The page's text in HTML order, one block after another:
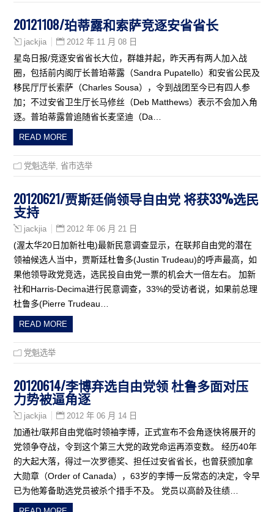
20121108/珀蒂露和索萨竞逐安省省长
jackjia 2012 年 11 月 08 日
星岛日报/竞逐安省省长大位，群雄并起，昨天再有两人加入战
圈，包括前内阁厅长普珀蒂露（Sandra Pupatello）和安省公民及
移民厅厅长索萨（Charles Sousa），令到战团至今已有四人参
加；不过安省卫生厅长马修丝（Deb Matthews）表示不会加入角
逐。普珀蒂露曾追随省长麦坚迪（Da…
READ MORE
党魁选举 ,省市选举
20120621/贾斯廷倘领导自由党 将获33%选民
支持
jackjia 2012 年 06 月 21 日
(渥太华20日加新社电)最新民意调查显示，在联邦自由党的潜在
领袖候选人当中，贾斯廷杜鲁多(Justin Trudeau)的呼声最高，如
果他领导政党竞选，选民投自由党一票的机会大一倍左右。 加新
社和Harris-Decima进行民意调查，33%的受访者说，如果前总理
杜鲁多(Pierre Trudeau…
READ MORE
党魁选举
20120614/李博弃选自由党领 杜鲁多面对压
力势被逼角逐
jackjia 2012 年 06 月 14 日
加通社/联邦自由党临时领袖李博，正式宣布不会角逐快将展开的
党领争夺战，令到这个第三大党的政党命运再添变数。 经历40年
的大起大落，得过一次罗德奖、担任过安省省长，也曾获颁加拿
大勋章（Order of Canada），63岁的李博一反常态的决定，令早
已为他筹备助选党员被杀个措手不及。 党员以高龄及往绩…